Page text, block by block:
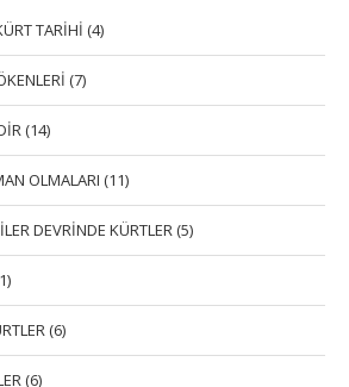
TARİHİ (4)
(7)
(14)
OLMALARI (11)
DEVRİNDE KÜRTLER (5)
(6)
(6)